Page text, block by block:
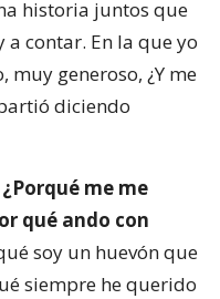
historia juntos que
contar. En la que yo
muy generoso, ¿Y me
diciendo
me me
qué ando con
soy un huevón que
siempre he querido